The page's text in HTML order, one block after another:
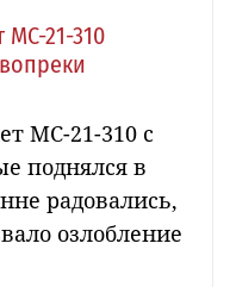
21-310
МС-21-310 с
поднялся в
радовались,
озлобление